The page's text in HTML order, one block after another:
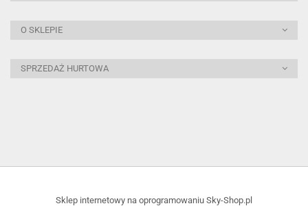
O SKLEPIE
SPRZEDAŻ HURTOWA
Sklep internetowy na oprogramowaniu Sky-Shop.pl